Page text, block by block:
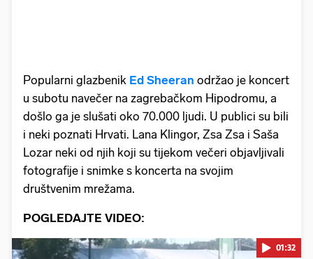
Popularni glazbenik Ed Sheeran održao je koncert
u subotu navečer na zagrebačkom Hipodromu, a
došlo ga je slušati oko 70.000 ljudi. U publici su bili
i neki poznati Hrvati. Lana Klingor, Zsa Zsa i Saša
Lozar neki od njih koji su tijekom večeri objavljivali
fotografije i snimke s koncerta na svojim
društvenim mrežama.
POGLEDAJTE VIDEO:
01:32